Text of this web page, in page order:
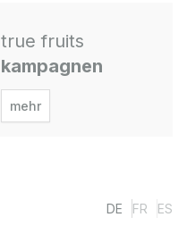
true fruits
kampagnen
mehr
DE FR ES